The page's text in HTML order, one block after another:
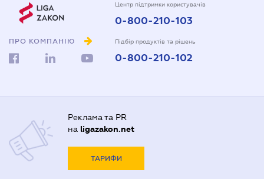
ПРО КОМПАНІЮ
Центр підтримки користувачів
0-800-210-103
Підбір продуктів та рішень
0-800-210-102
Реклама та PR
на ligazakon.net
ТАРИФИ